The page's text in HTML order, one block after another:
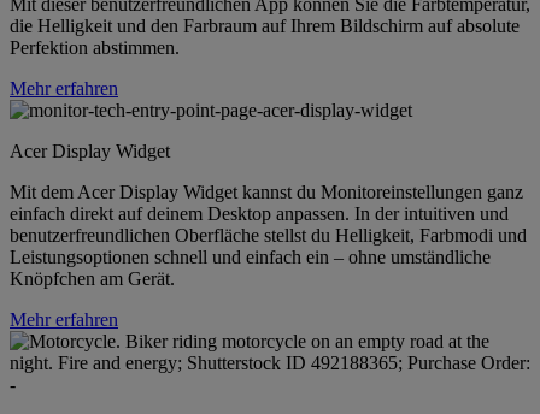
Mit dieser benutzerfreundlichen App können Sie die Farbtemperatur,
die Helligkeit und den Farbraum auf Ihrem Bildschirm auf absolute
Perfektion abstimmen.
Mehr erfahren
Acer Display Widget
Mit dem Acer Display Widget kannst du Monitoreinstellungen ganz
einfach direkt auf deinem Desktop anpassen. In der intuitiven und
benutzerfreundlichen Oberfläche stellst du Helligkeit, Farbmodi und
Leistungsoptionen schnell und einfach ein – ohne umständliche
Knöpfchen am Gerät.
Mehr erfahren